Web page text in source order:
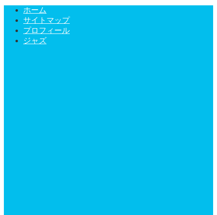
ホーム
サイトマップ
プロフィール
ジャズ